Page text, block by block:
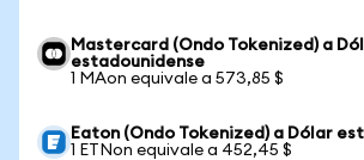
Mastercard (Ondo Tokenized) a
estadounidense
1 MAon equivale a 573,85 $
Eaton (Ondo Tokenized) a Dólar
1 ETNon equivale a 452,45 $